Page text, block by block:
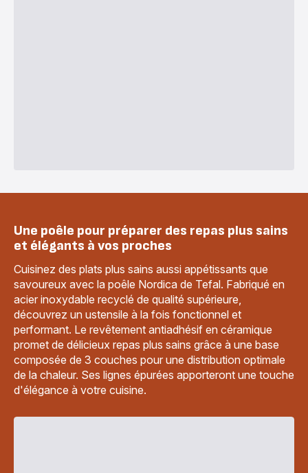
Une poêle pour préparer des repas plus sains
et élégants à vos proches
Cuisinez des plats plus sains aussi appétissants que
savoureux avec la poêle Nordica de Tefal. Fabriqué en
acier inoxydable recyclé de qualité supérieure,
découvrez un ustensile à la fois fonctionnel et
performant. Le revêtement antiadhésif en céramique
promet de délicieux repas plus sains grâce à une base
composée de 3 couches pour une distribution optimale
de la chaleur. Ses lignes épurées apporteront une touche
d'élégance à votre cuisine.